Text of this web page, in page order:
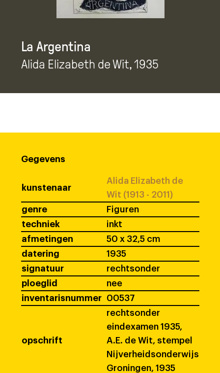
La Argentina
Alida Elizabeth de Wit, 1935
Gegevens
kunstenaar
Alida Elizabeth de
Wit (1913 - 2011)
genre
Figuren
techniek
inkt
afmetingen
50 x 32,5 cm
datering
1935
signatuur
rechtsonder
ploeglid
nee
inventarisnummer
00537
opschrift
rechtsonder
eindexamen 1935,
A.E. de Wit, stempel
Nijverheidsonderwijs
Groningen, 1935